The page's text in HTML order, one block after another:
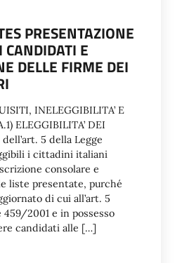
PRESENTAZIONE
CANDIDATI E
DELLE FIRME DEI
INELEGGIBILITA’ E
ELEGGIBILITA’ DEI
5 della Legge
i cittadini italiani
consolare e
liste presentate, purché
di cui all’art. 5
459/2001 e in possesso
candidati alle […]